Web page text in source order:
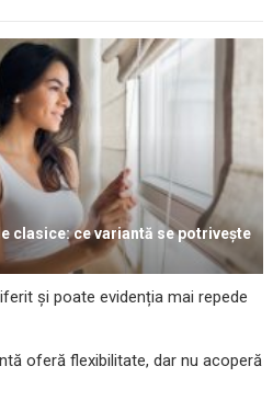
clasice: ce variantă se potrivește
și poate evidenția mai repede
oferă flexibilitate, dar nu acoperă